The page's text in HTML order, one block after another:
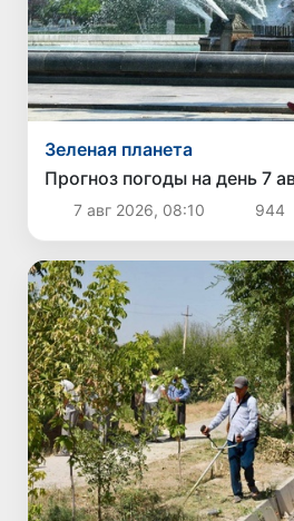
Зеленая планета
Прогноз погоды на день 7
7 авг 2026, 08:10 944